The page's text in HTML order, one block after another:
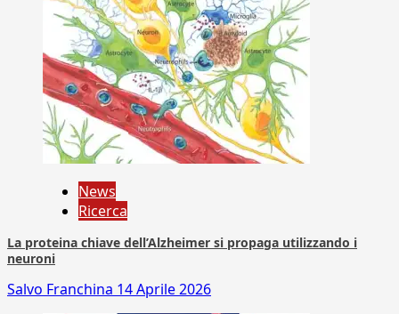
News
Ricerca
La proteina chiave dell’Alzheimer si propaga utilizzando i
neuroni
Salvo Franchina 14 Aprile 2026